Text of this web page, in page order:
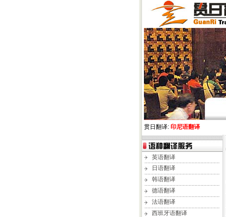
贯日翻译: 印尼语翻译
英语翻译
日语翻译
韩语翻译
德语翻译
法语翻译
西班牙语翻译